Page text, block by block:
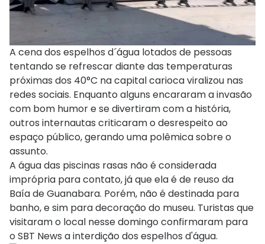
A cena dos espelhos d´água lotados de pessoas
tentando se refrescar diante das temperaturas
próximas dos 40°C na capital carioca viralizou nas
redes sociais. Enquanto alguns encararam a invasão
com bom humor e se divertiram com a história,
outros internautas criticaram o desrespeito ao
espaço público, gerando uma polêmica sobre o
assunto.
A água das piscinas rasas não é considerada
imprópria para contato, já que ela é de reuso da
Baía de Guanabara. Porém, não é destinada para
banho, e sim para decoração do museu. Turistas que
visitaram o local nesse domingo confirmaram para
o SBT News a interdição dos espelhos d'água.